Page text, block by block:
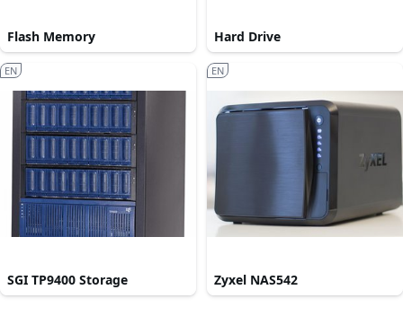
Flash Memory Hard Drive
SGI TP9400 Storage
EN
Zyxel NAS542
EN